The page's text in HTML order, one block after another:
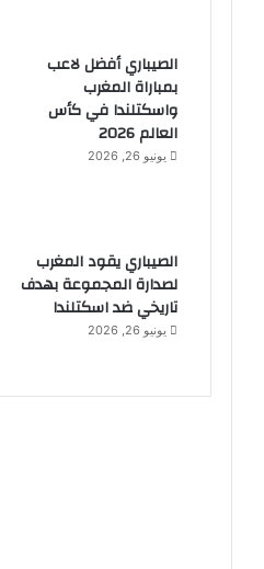
الصيباري أفضل لاعب
بمباراة المغرب
واسكتلندا في كأس
العالم 2026
يونيو 26, 2026
الصيباري يقود المغرب
لصدارة المجموعة بهدف
تاريخي ضد اسكتلندا
يونيو 26, 2026